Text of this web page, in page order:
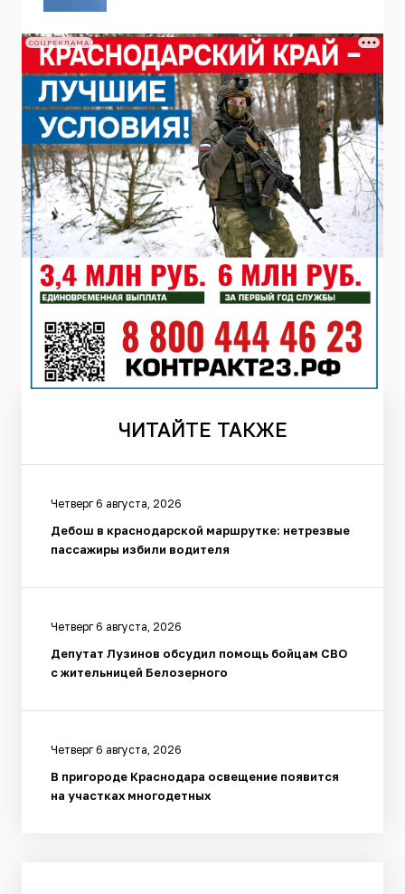
СОЦРЕКЛАМА
ЧИТАЙТЕ ТАКЖЕ
Четверг 6 августа, 2026
Дебош в краснодарской маршрутке: нетрезвые
пассажиры избили водителя
Четверг 6 августа, 2026
Депутат Лузинов обсудил помощь бойцам СВО
с жительницей Белозерного
Четверг 6 августа, 2026
В пригороде Краснодара освещение появится
на участках многодетных